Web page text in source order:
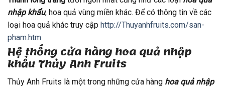
nhập khẩu, hoa quả vùng miền khác. Để có thông tin về các
loại hoa quả khác truy cập http://Thuyanhfruits.com/san-
pham.htm
Hệ thống cửa hàng hoa quả nhập
khẩu Thủy Anh Fruits
Thủy Anh Fruits là một trong những cửa hàng hoa quả nhập